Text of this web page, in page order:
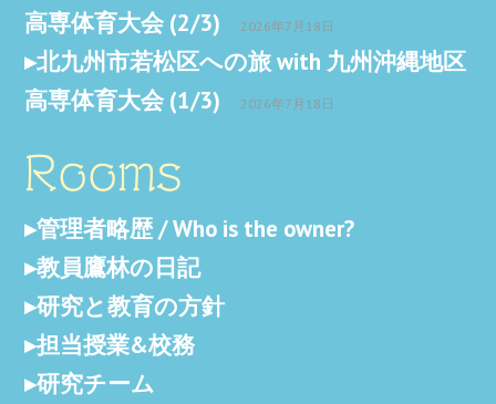
高専体育大会 (2/3)
2026年7月18日
北九州市若松区への旅 with 九州沖縄地区
高専体育大会 (1/3)
2026年7月18日
Rooms
管理者略歴 / Who is the owner?
教員鷹林の日記
研究と教育の方針
担当授業&校務
研究チーム